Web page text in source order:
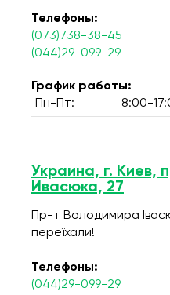
Телефоны:
(073)738-38-45
(044)29-099-29
График работы:
Пн-Пт:
8:00-
Украина, г. Киев,
Ивасюка, 27
Пр-т Володимира
переїхали!
Телефоны:
(044)29-099-29